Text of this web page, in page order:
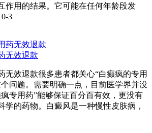
作用的结果。它可能在任何年龄段发
3
无效退款
无效退款很多患者都关心“白癫疯的专用
问题。需要明确一点，目前医学界并没
专用药”能够保证百分百有效，更没有
学的药物。白癜风是一种慢性皮肤病，